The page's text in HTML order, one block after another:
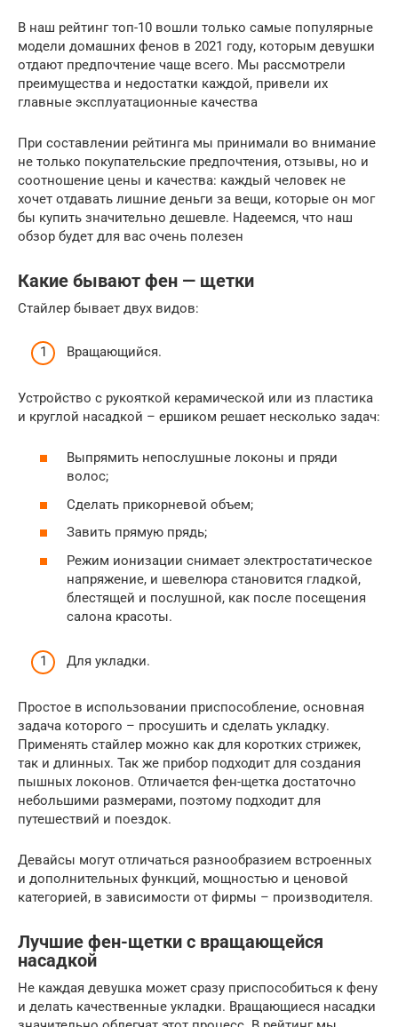
В наш рейтинг топ-10 вошли только самые популярные
модели домашних фенов в 2021 году, которым девушки
отдают предпочтение чаще всего. Мы рассмотрели
преимущества и недостатки каждой, привели их
главные эксплуатационные качества
При составлении рейтинга мы принимали во внимание
не только покупательские предпочтения, отзывы, но и
соотношение цены и качества: каждый человек не
хочет отдавать лишние деньги за вещи, которые он мог
бы купить значительно дешевле. Надеемся, что наш
обзор будет для вас очень полезен
Какие бывают фен — щетки
Стайлер бывает двух видов:
Вращающийся.
Устройство с рукояткой керамической или из пластика
и круглой насадкой – ершиком решает несколько задач:
Выпрямить непослушные локоны и пряди
волос;
Сделать прикорневой объем;
Завить прямую прядь;
Режим ионизации снимает электростатическое
напряжение, и шевелюра становится гладкой,
блестящей и послушной, как после посещения
салона красоты.
Для укладки.
Простое в использовании приспособление, основная
задача которого – просушить и сделать укладку.
Применять стайлер можно как для коротких стрижек,
так и длинных. Так же прибор подходит для создания
пышных локонов. Отличается фен-щетка достаточно
небольшими размерами, поэтому подходит для
путешествий и поездок.
Девайсы могут отличаться разнообразием встроенных
и дополнительных функций, мощностью и ценовой
категорией, в зависимости от фирмы – производителя.
Лучшие фен-щетки с вращающейся
насадкой
Не каждая девушка может сразу приспособиться к фену
и делать качественные укладки. Вращающиеся насадки